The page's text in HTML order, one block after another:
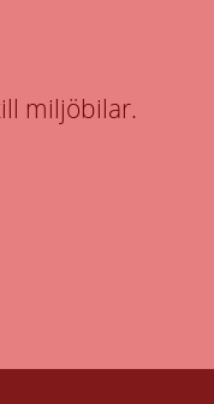
miljöbilar.